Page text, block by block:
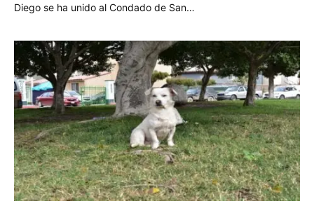
Diego se ha unido al Condado de San…